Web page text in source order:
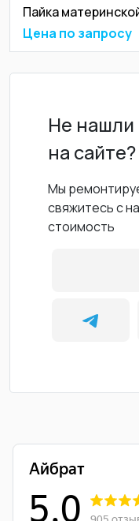
Пайка
Цена по запросу
Не нашли
на сайте?
Мы
свяжитесь с
стоимость